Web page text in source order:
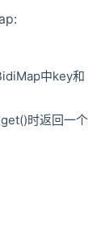
中key和
时返回一个